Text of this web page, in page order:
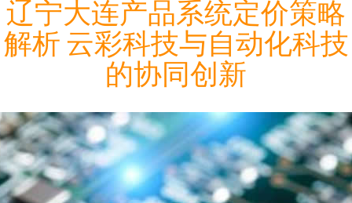
辽宁大连产品系统定价策略
解析 云彩科技与自动化科技
的协同创新